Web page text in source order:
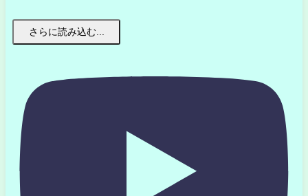
さらに読み込む...